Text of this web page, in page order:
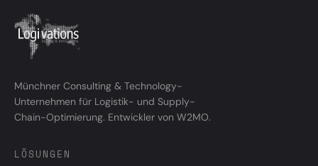
Münchner Consulting & Technology-
Unternehmen für Logistik- und Supply-
Chain-Optimierung. Entwickler von W2MO.
LÖSUNGEN